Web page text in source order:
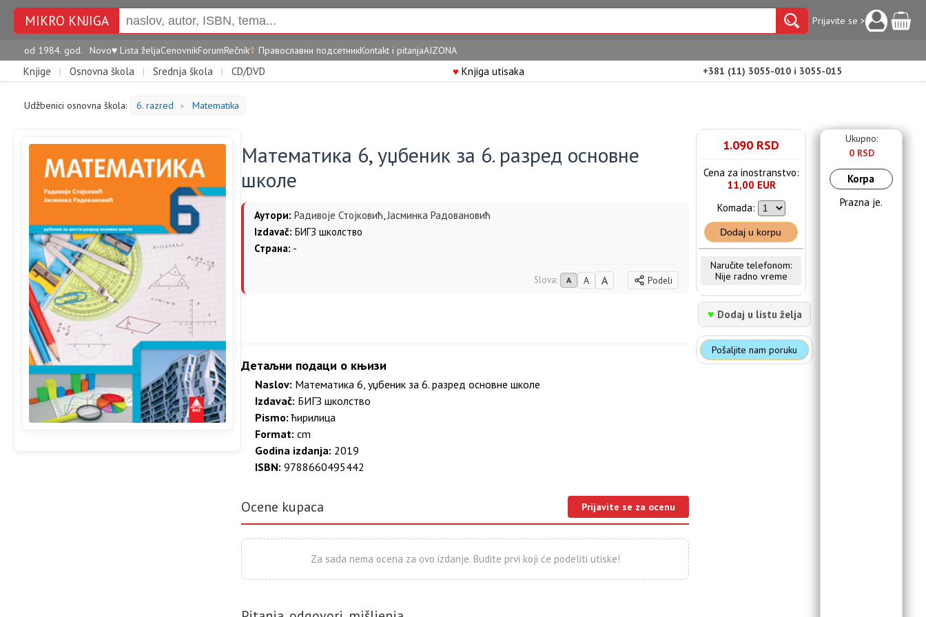
MIKRO KNJIGA Prijavite se >
od 1984. god. Novo♥ Lista željaCenovnikForumRečnik☦ Православни подсетникKontakt i pitanjaAIZONA
Knjige | Osnovna škola | Srednja škola | CD/DVD ♥Knjiga utisaka +381 (11) 3055-010 i 3055-015
Udžbenici osnovna škola: 6. razred ► Matematika
Математика 6, уџбеник за 6. разред основне
школе
Аутори: Радивоје Стојковић,Јасминка Радовановић
Izdavač: БИГЗ школство
Страна: -
Slova: A A A Podeli
Детаљни подаци о књизи
Naslov: Математика 6, уџбеник за 6. разред основне школе
Izdavač: БИГЗ школство
Pismo: ћирилица
Format: cm
Godina izdanja: 2019
ISBN: 9788660495442
Ocene kupaca Prijavite se za ocenu
Za sada nema ocena za ovo izdanje. Budite prvi koji će podeliti utiske!
1.090 RSD
Cena za inostranstvo:
11,00 EUR
Komada:
Dodaj u korpu
Naručite telefonom:
Nije radno vreme
♥ Dodaj u listu želja
Pošaljite nam poruku
Ukupno:
0 RSD
Korpa
Prazna je.